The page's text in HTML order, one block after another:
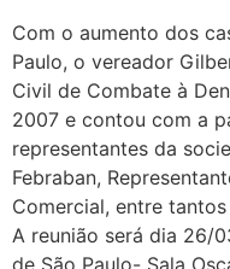
Com o aumento dos
Paulo, o vereador
Civil de Combate à
2007 e contou com a
representantes da
Febraban,
Comercial, entre
A reunião será dia 26/
de São Paulo- Sala